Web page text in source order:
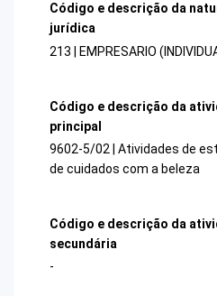
Código e descrição da
jurídica
213 | EMPRESARIO
Código e descrição da
principal
9602-5/02 | Atividades de
de cuidados com a beleza
Código e descrição da
secundária
-